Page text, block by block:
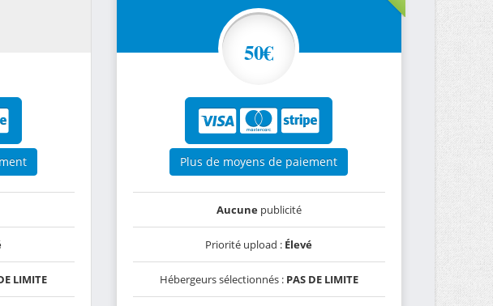
LIMITE
50€
Plus de moyens de paiement
Aucunepublicité
Priorité upload : Élevé
Hébergeurs sélectionnés : PAS DE LIMITE